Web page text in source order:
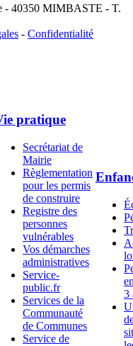
- 40350 MIMBASTE - T.
- Confidentialité
pratique
Secrétariat de
Mairie
Règlementation
pour les permis
de construire
Registre des
personnes
vulnérables
Vos démarches
administratives
Service-
public.fr
Services de la
Communauté
de Communes
Service de
3